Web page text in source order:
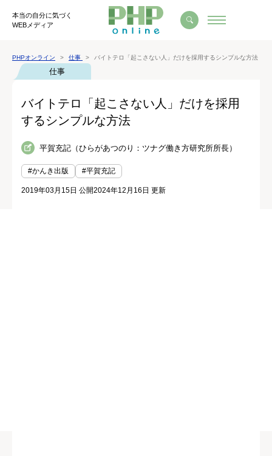
本当の自分に気づく
WEBメディア
PHPオンライン 仕事 バイトテロ「起こさない人」だけを採用するシンプルな方法
仕事
バイトテロ「起こさない人」だけを採用
するシンプルな方法
平賀充記（ひらがあつのり：ツナグ働き方研究所所長）
#かんき出版 #平賀充記
2019年03月15日 公開2024年12月16日 更新